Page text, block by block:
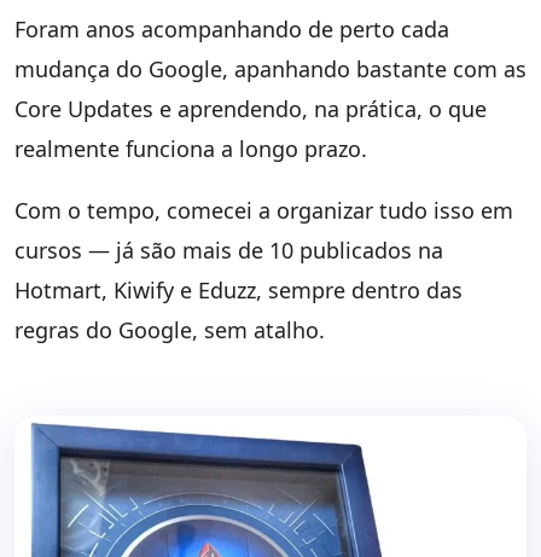
Foram anos acompanhando de perto cada
mudança do Google, apanhando bastante com as
Core Updates e aprendendo, na prática, o que
realmente funciona a longo prazo.
Com o tempo, comecei a organizar tudo isso em
cursos — já são mais de 10 publicados na
Hotmart, Kiwify e Eduzz, sempre dentro das
regras do Google, sem atalho.